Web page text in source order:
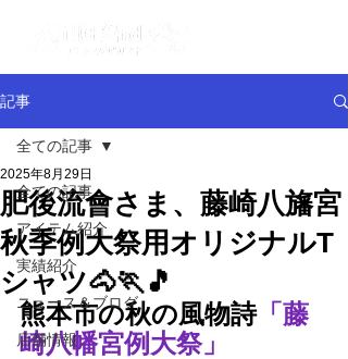
記事
全ての記事
アイテム紹介
実績紹介
ニュース＆ブログ
店舗情報
全ての記事
肥後流會さま、藤崎八旛宮
秋季例大祭用オリジナルT
シャツ🐴🏃🎵
2025年8月29日
熊本市の秋の風物詩「藤
崎八幡宮例大祭」